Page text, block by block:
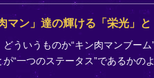
マン」達の輝ける「栄光」と
どういうものか“キン肉マンブー
が“一つのステータス”であるかの